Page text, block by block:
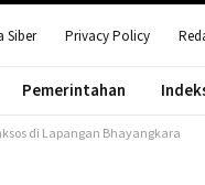
Siber Privacy Policy
Pemerintahan
di Lapangan Bhayangkara